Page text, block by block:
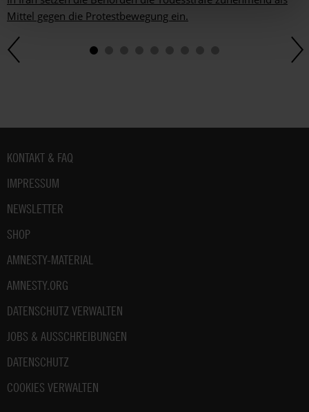
Mittel gegen die Protestbewegung ein.
Fußbereich
KONTAKT & FAQ
IMPRESSUM
NEWSLETTER
SHOP
AMNESTY-MATERIAL
AMNESTY.ORG
DATENSCHUTZ VERWALTEN
JOBS & AUSSCHREIBUNGEN
DATENSCHUTZ
COOKIES VERWALTEN